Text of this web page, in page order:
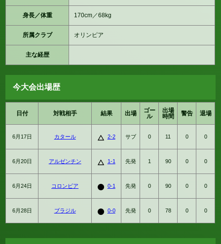
身長／体重 170cm／68kg
所属クラブ オリンピア
主な経歴
今大会出場歴
日付 対戦相手 結果 出場
ゴー
ル
出場
時間
警告 退場
6月17日 カタール 2-2 サブ 0 11 0 0
6月20日 アルゼンチン 1-1 先発 1 90 0 0
6月24日 コロンビア 0-1 先発 0 90 0 0
6月28日 ブラジル 0-0 先発 0 78 0 0